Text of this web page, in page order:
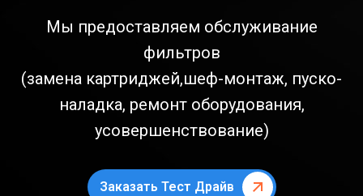
Мы предоставляем обслуживание
фильтров
(замена картриджей,шеф-монтаж, пуско-
наладка, ремонт оборудования,
усовершенствование)
Заказать Тест Драйв